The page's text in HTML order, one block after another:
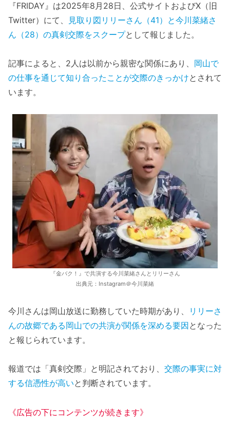
『FRIDAY』は2025年8月28日、公式サイトおよびX（旧
Twitter）にて、
見取り図リリーさん（41）と今川菜緒さ
ん（28）の真剣交際をスクープとして報じました。
記事によると、2人は以前から親密な関係にあり、 岡山で
の仕事を通じて知り合ったことが交際のきっかけとされて
います。
『金バク！』で共演する今川菜緒さんとリリーさん
出典元：Instagram＠今川菜緒
今川さんは岡山放送に勤務していた時期があり、
リリーさ
んの故郷である岡山での共演が関係を深める要因となった
と報じられています。
報道では「真剣交際」と明記されており、 交際の事実に対
する信憑性が高いと判断されています。
《広告の下にコンテンツが続きます》